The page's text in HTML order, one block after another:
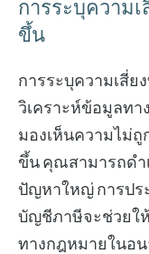
การระบุความ
ขึ้น
การระบุความเสี่ย
วิเคราะห์ข้อมูลท
มองเห็นความไม่
ขึ้น คุณสามารถดำ
ปัญหาใหญ่ การปร
บัญชีภาษีจะช่วยใ
ทางกฎหมายในอ